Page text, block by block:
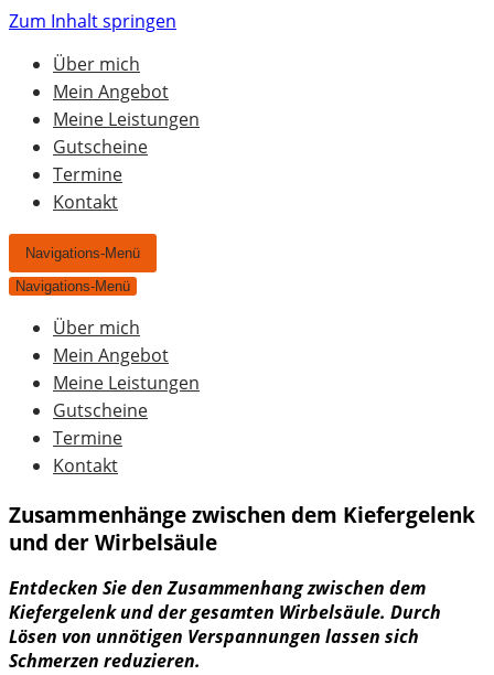
Zum Inhalt springen
Über mich
Mein Angebot
Meine Leistungen
Gutscheine
Termine
Kontakt
Navigations-Menü
Navigations-Menü
Über mich
Mein Angebot
Meine Leistungen
Gutscheine
Termine
Kontakt
Zusammenhänge zwischen dem Kiefergelenk
und der Wirbelsäule
Entdecken Sie den Zusammenhang zwischen dem
Kiefergelenk und der gesamten Wirbelsäule. Durch
Lösen von unnötigen Verspannungen lassen sich
Schmerzen reduzieren.